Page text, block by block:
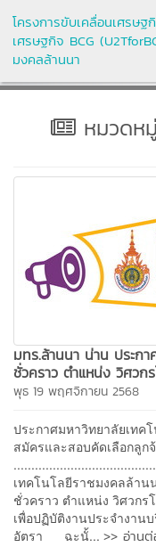
โครงการขับเคลื่อนเศรษ
เศรษฐกิจ BCG
มงคลล้านนา
หมวดห
มทร.ล้านนา น่าน ประก
ชั่วคราว ตำแหน่ง วิศวกร
พุธ 19 พฤศจิกายน 2568
ประกาศมหาวิทยาลัยเทค
สมัครและสอบคัดเลือกลูก
เทคโนโลยีราชมงคลล้า
ชั่วคราว ตำแหน่ง วิศวกร
เพื่อปฏิบัติงานประจำงาน
อัตรา ฉะนั้... >> อ่าน